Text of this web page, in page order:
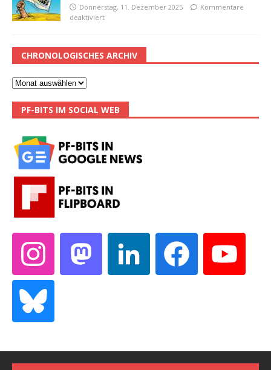
Donnerstag, 11. Dezember 2025
Kommentare
deaktiviert
CHRONOLOGISCHES ARCHIV
PF-BITS IM SOCIAL WEB